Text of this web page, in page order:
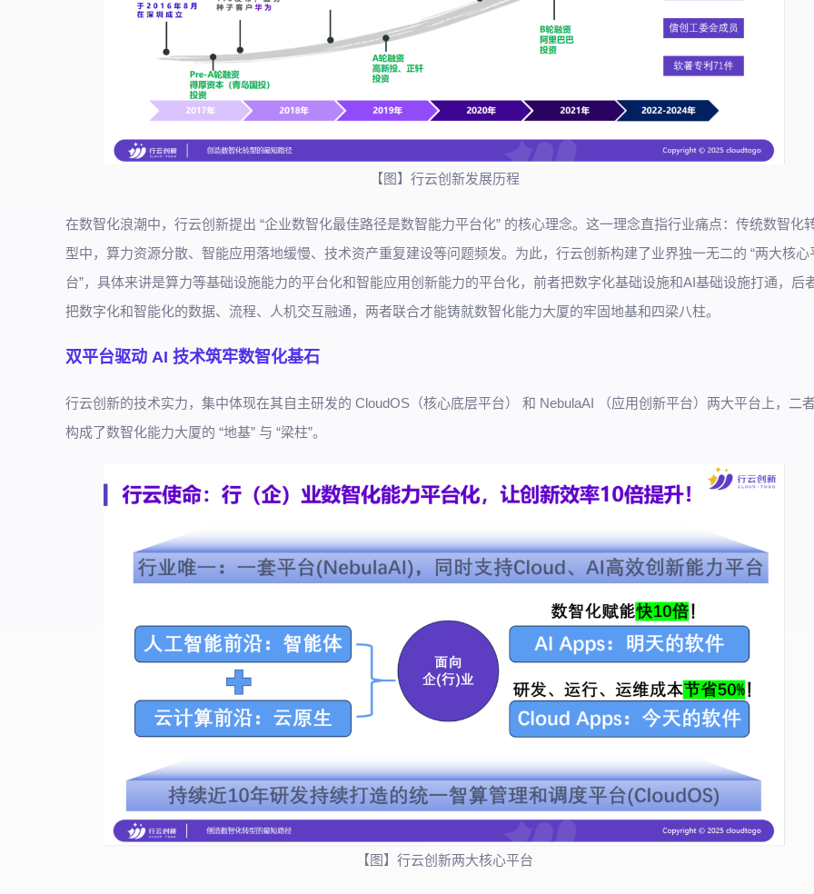
【图】行云创新发展历程
在数智化浪潮中，行云创新提出 “企业数智化最佳路径是数智能力平台化” 的核心理念。这一理念直指行业痛点：传统数智化
型中，算力资源分散、智能应用落地缓慢、技术资产重复建设等问题频发。为此，行云创新构建了业界独一无二的 “两大核心
台”，具体来讲是算力等基础设施能力的平台化和智能应用创新能力的平台化，前者把数字化基础设施和AI基础设施打通，后
把数字化和智能化的数据、流程、人机交互融通，两者联合才能铸就数智化能力大厦的牢固地基和四梁八柱。
双平台驱动 AI 技术筑牢数智化基石
行云创新的技术实力，集中体现在其自主研发的 CloudOS（核心底层平台） 和 NebulaAI （应用创新平台）两大平台上，二
构成了数智化能力大厦的 “地基” 与 “梁柱”。
【图】行云创新两大核心平台